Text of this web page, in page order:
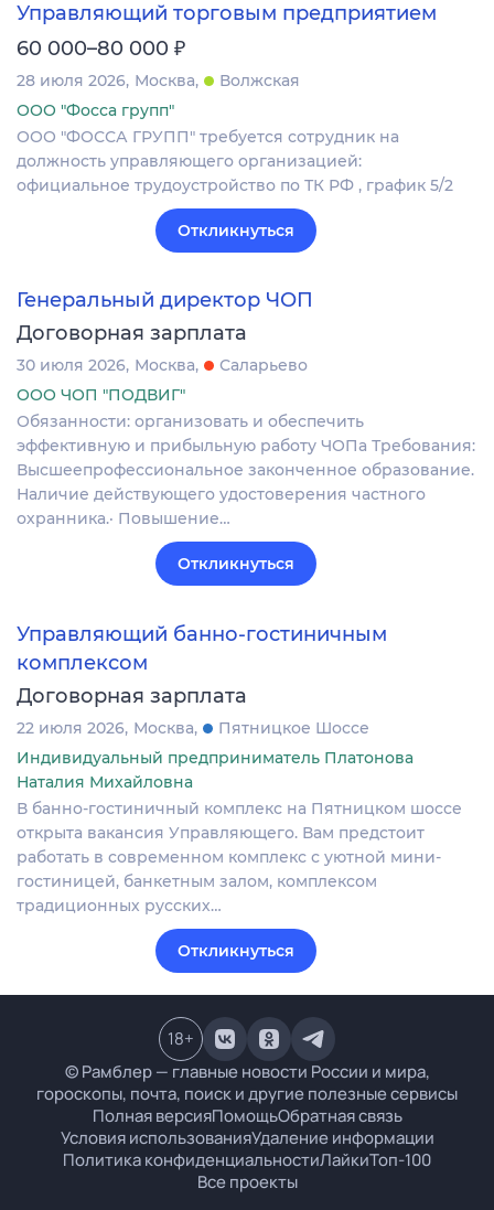
Управляющий торговым предприятием
60 000–80 000 ₽
28 июля 2026 Москва
Волжская
ООО "Фосса групп"
ООО "ФОССА ГРУПП" требуется сотрудник на
должность управляющего организацией:
официальное трудоустройство по ТК РФ , график 5/2
Откликнуться
Генеральный директор ЧОП
Договорная зарплата
30 июля 2026 Москва
Саларьево
ООО ЧОП "ПОДВИГ"
Обязанности: организовать и обеспечить
эффективную и прибыльную работу ЧОПа Требования:
Высшеепрофессиональное законченное образование.
Наличие действующего удостоверения частного
охранника.· Повышение…
Откликнуться
Управляющий банно-гостиничным
комплексом
Договорная зарплата
22 июля 2026 Москва
Пятницкое Шоссе
Индивидуальный предприниматель Платонова
Наталия Михайловна
В банно-гостиничный комплекс на Пятницком шоссе
открыта вакансия Управляющего. Вам предстоит
работать в современном комплекс с уютной мини-
гостиницей, банкетным залом, комплексом
традиционных русских…
Откликнуться
© Рамблер — главные новости России и мира,
гороскопы, почта, поиск и другие полезные сервисы
Полная версияПомощьОбратная связь
Условия использованияУдаление информации
Политика конфиденциальностиЛайкиТоп-100
Все проекты
18+